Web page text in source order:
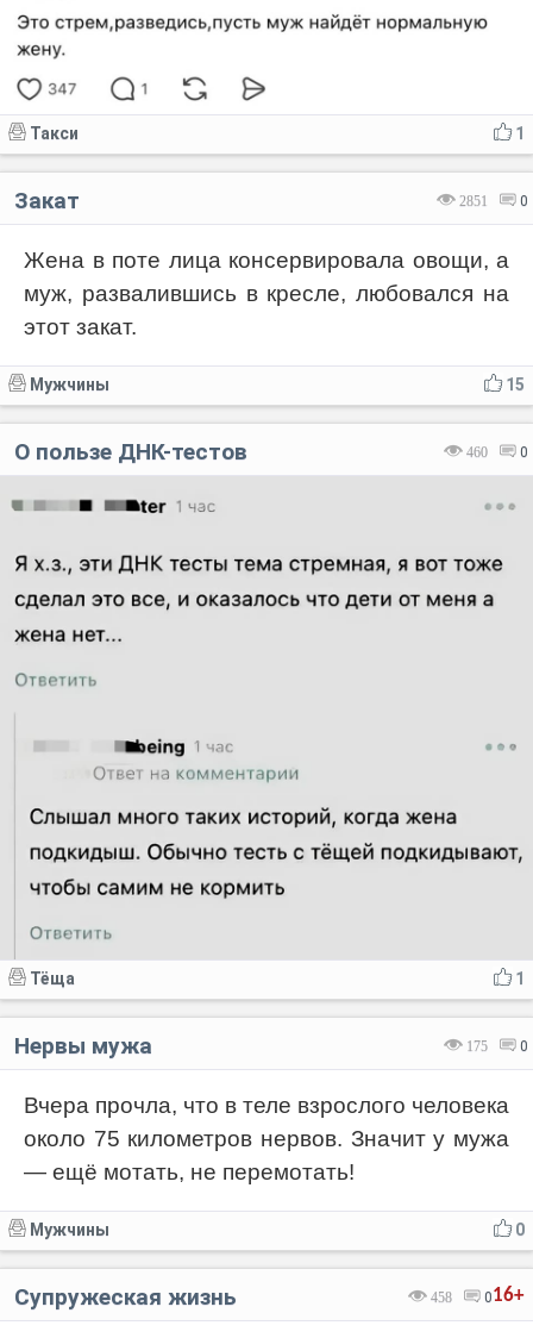
1
Такси
2851 0
Закат
Жена в поте лица консервировала овощи, а
муж, развалившись в кресле, любовался на
этот закат.
15
Мужчины
460 0
О пользе ДНК-тестов
1
Тёща
175 0
Нервы мужа
Вчера прочла, что в теле взрослого человека
около 75 километров нервов. Значит у мужа
— ещё мотать, не перемотать!
0
Мужчины
16+
458 0
Супружеская жизнь